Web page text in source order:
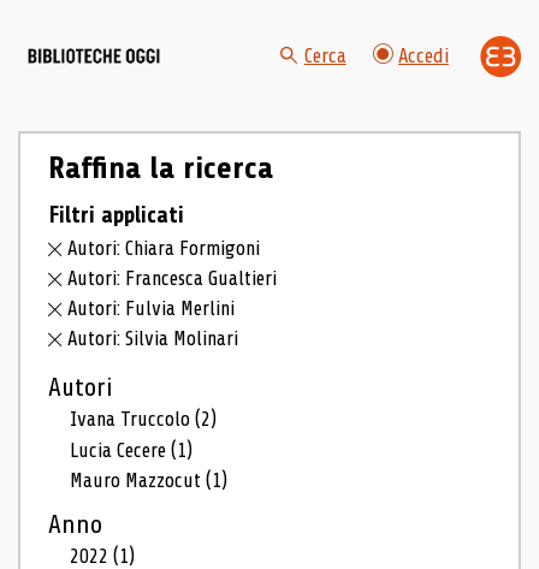
Cerca Accedi
Raffina la ricerca
Filtri applicati
Autori: Chiara Formigoni
Autori: Francesca Gualtieri
Autori: Fulvia Merlini
Autori: Silvia Molinari
Autori
Ivana Truccolo(2)
Lucia Cecere(1)
Mauro Mazzocut(1)
Anno
2022(1)